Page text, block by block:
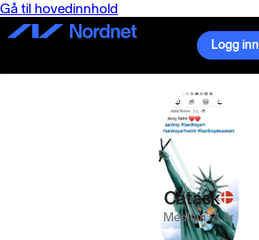
Gå til hovedinnhold
Logg inn
Catask
Medlem i 1 år